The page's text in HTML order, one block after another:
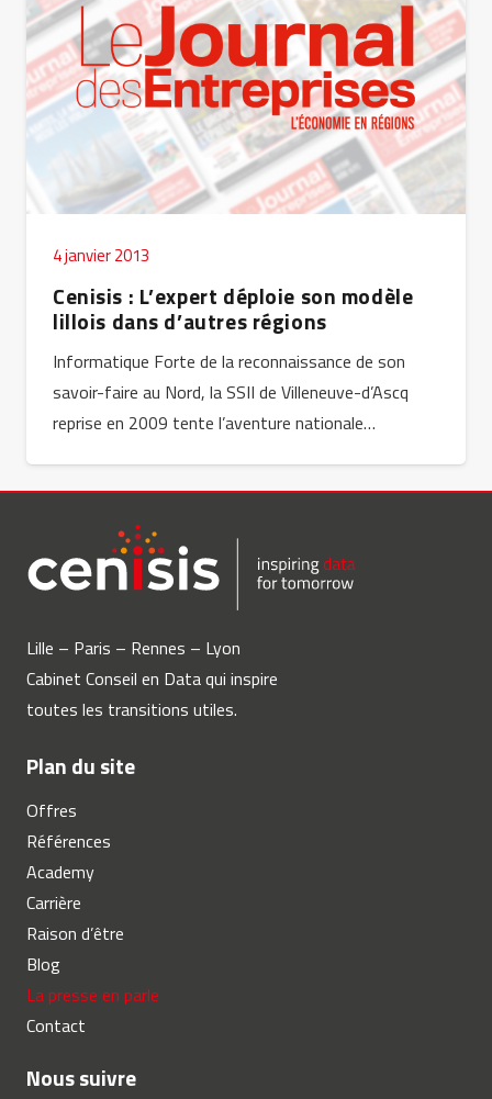
4 janvier 2013
Cenisis : L’expert déploie son modèle
lillois dans d’autres régions
Informatique Forte de la reconnaissance de son
savoir-faire au Nord, la SSII de Villeneuve-d’Ascq
reprise en 2009 tente l’aventure nationale…
Lille – Paris – Rennes – Lyon
Cabinet Conseil en Data qui inspire
toutes les transitions utiles.
Plan du site
Offres
Références
Academy
Carrière
Raison d’être
Blog
La presse en parle
Contact
Nous suivre